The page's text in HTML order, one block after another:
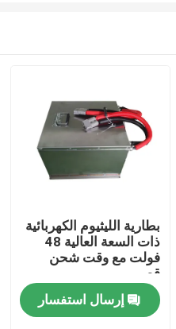
بطارية الليثيوم الكهربائية
ذات السعة العالية 48
فولت مع وقت شحن
قصير
إرسال استفسار